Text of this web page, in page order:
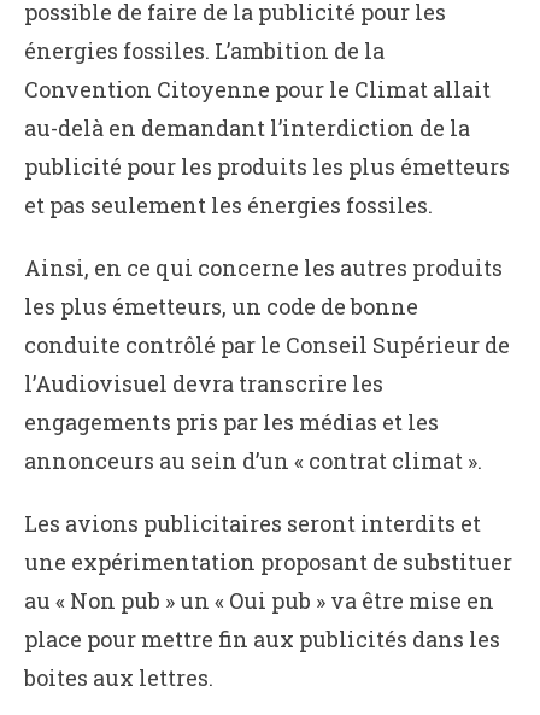
possible de faire de la publicité pour les
énergies fossiles. L’ambition de la
Convention Citoyenne pour le Climat allait
au-delà en demandant l’interdiction de la
publicité pour les produits les plus émetteurs
et pas seulement les énergies fossiles.
Ainsi, en ce qui concerne les autres produits
les plus émetteurs, un code de bonne
conduite contrôlé par le Conseil Supérieur de
l’Audiovisuel devra transcrire les
engagements pris par les médias et les
annonceurs au sein d’un « contrat climat ».
Les avions publicitaires seront interdits et
une expérimentation proposant de substituer
au « Non pub » un « Oui pub » va être mise en
place pour mettre fin aux publicités dans les
boites aux lettres.